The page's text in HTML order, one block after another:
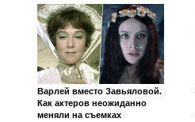
Варлей вместо Завьяловой.
Как актеров неожиданно
меняли на съемках